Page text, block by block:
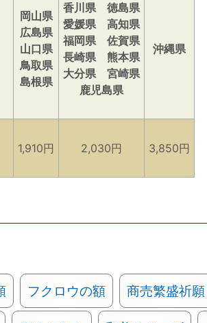
岡山県
広島県
山口県
鳥取県
島根県
香川県 徳島県
愛媛県 高知県
福岡県 佐賀県
長崎県 熊本県
大分県 宮崎県
鹿児島県
沖縄県
1,910円 2,030円 3,850円
フクロウの額 商売繁盛祈願